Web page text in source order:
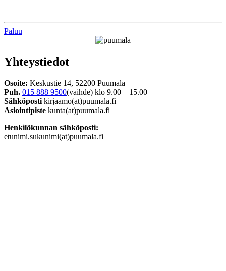
Paluu
Yhteystiedot
Osoite: Keskustie 14, 52200 Puumala
Puh. 015 888 9500(vaihde) klo 9.00 – 15.00
Sähköposti kirjaamo(at)puumala.fi
Asiointipiste kunta(at)puumala.fi
Henkilökunnan sähköposti:
etunimi.sukunimi(at)puumala.fi